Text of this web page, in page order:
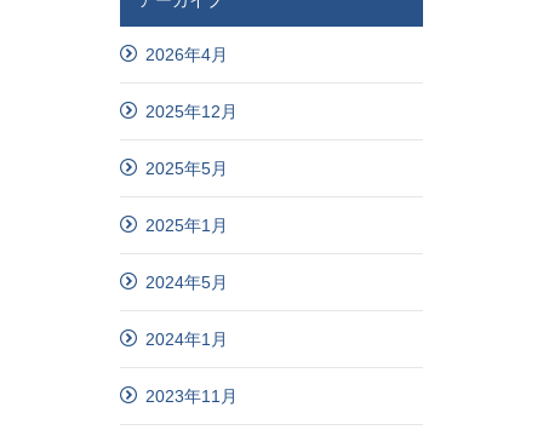
2026年4月
2025年12月
2025年5月
2025年1月
2024年5月
2024年1月
2023年11月